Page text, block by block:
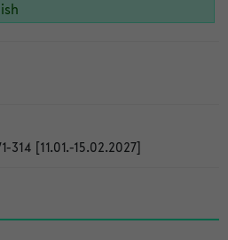
314 [11.01.-15.02.2027]